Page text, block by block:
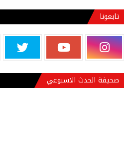
تابعونا
صحيفة الحدث الاسبوعي